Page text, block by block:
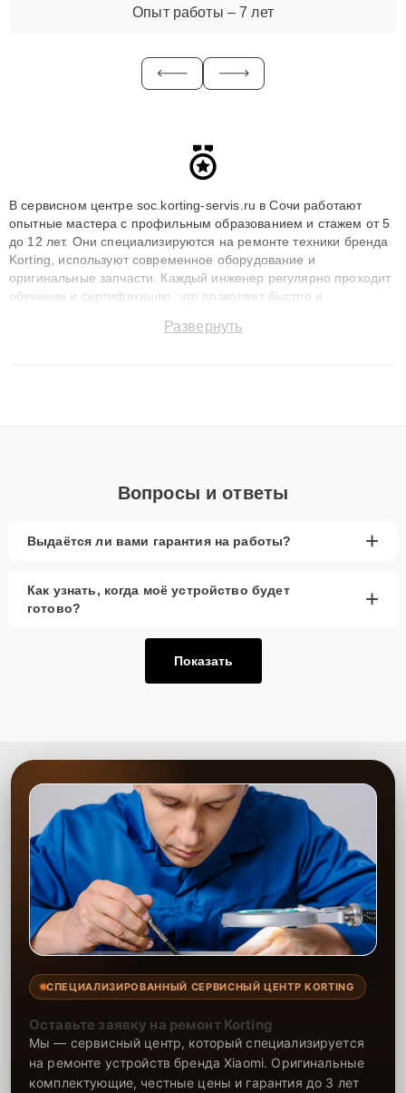
Опыт работы – 7 лет
В сервисном центре soc.korting-servis.ru в Сочи работают
опытные мастера с профильным образованием и стажем от 5
до 12 лет. Они специализируются на ремонте техники бренда
Korting, используют современное оборудование и
оригинальные запчасти. Каждый инженер регулярно проходит
обучение и сертификацию, что позволяет быстро и
сохранением гарантии до 3 лет. Наши мастера решают
Развернуть
Вопросы и ответы
Выдаётся ли вами гарантия на работы? +
Как узнать, когда моё устройство будет
готово?
+
Показать
СПЕЦИАЛИЗИРОВАННЫЙ СЕРВИСНЫЙ ЦЕНТР KORTING
Оставьте заявку на ремонт Korting
Мы — сервисный центр, который специализируется
на ремонте устройств бренда Xiaomi. Оригинальные
комплектующие, честные цены и гарантия до 3 лет